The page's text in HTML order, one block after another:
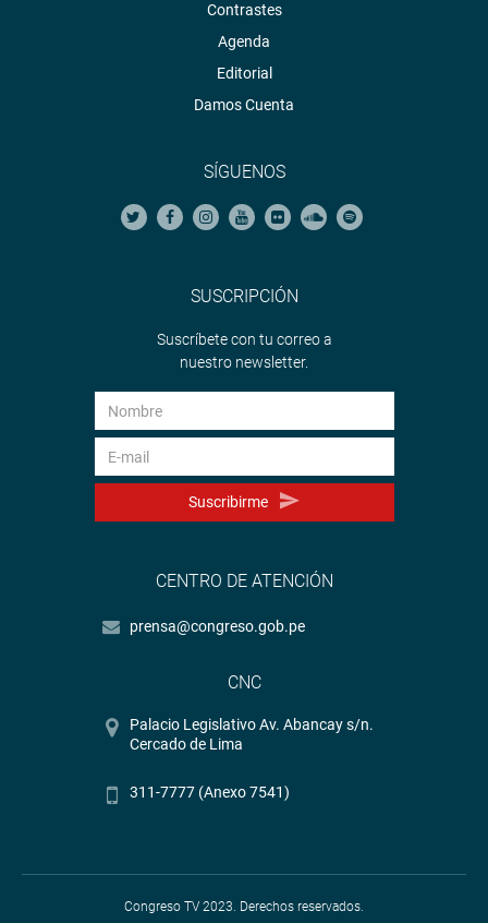
Contrastes
Agenda
Editorial
Damos Cuenta
SÍGUENOS
SUSCRIPCIÓN
Suscríbete con tu correo a
nuestro newsletter.
Suscribirme
CENTRO DE ATENCIÓN
prensa@congreso.gob.pe
CNC
Palacio Legislativo Av. Abancay s/n.
Cercado de Lima
311-7777 (Anexo 7541)
Congreso TV 2023. Derechos reservados.